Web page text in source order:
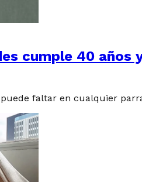
cumple 40 años
faltar en cualquier